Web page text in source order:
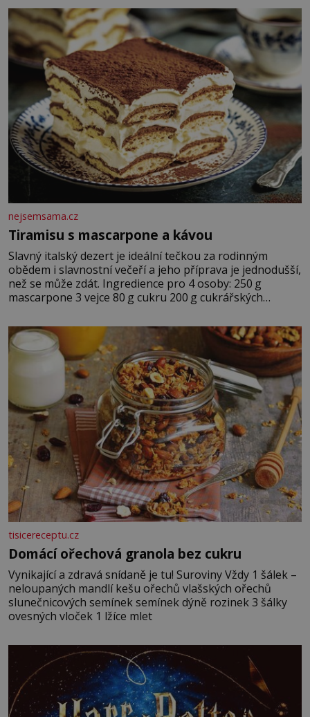
krutý. Jeho činy budí hrůzu ještě dlouho po jeho smrti
nejsemsama.cz
Tiramisu s mascarpone a kávou
Slavný italský dezert je ideální tečkou za rodinným
obědem i slavnostní večeří a jeho příprava je jednodušší,
než se může zdát. Ingredience pro 4 osoby: 250 g
mascarpone 3 vejce 80 g cukru 200 g cukrářských
posypání Postup: Oddělte žloutky od bílků. Žloutky
vyšlehejte s cukrem do světlé pěny a postupně do nich
vmíchejte mascarpone, aby vznikl hladký
tisicereceptu.cz
Domácí ořechová granola bez cukru
Vynikající a zdravá snídaně je tu! Suroviny Vždy 1 šálek –
neloupaných mandlí kešu ořechů vlašských ořechů
slunečnicových semínek semínek dýně rozinek 3 šálky
ovesných vloček 1 lžíce mlet